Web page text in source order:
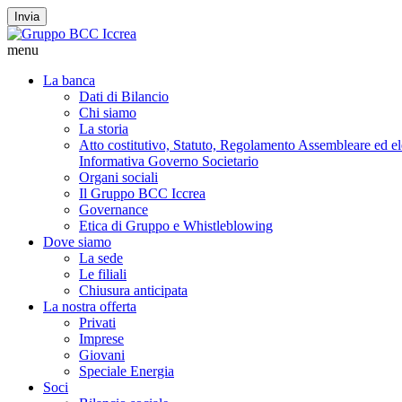
Invia
menu
La banca
Dati di Bilancio
Chi siamo
La storia
Atto costitutivo, Statuto, Regolamento Assembleare ed
Informativa Governo Societario
Organi sociali
Il Gruppo BCC Iccrea
Governance
Etica di Gruppo e Whistleblowing
Dove siamo
La sede
Le filiali
Chiusura anticipata
La nostra offerta
Privati
Imprese
Giovani
Speciale Energia
Soci